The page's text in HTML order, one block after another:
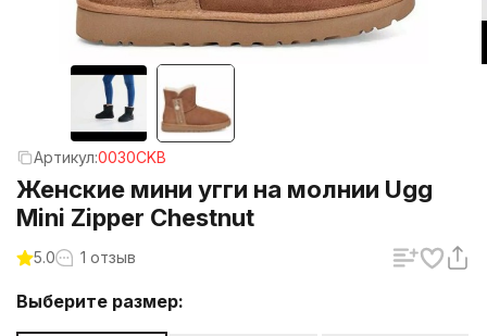
Артикул:0030CKB
Женские мини угги на молнии Ugg
Mini Zipper Chestnut
5.0 1 отзыв
Выберите размер: